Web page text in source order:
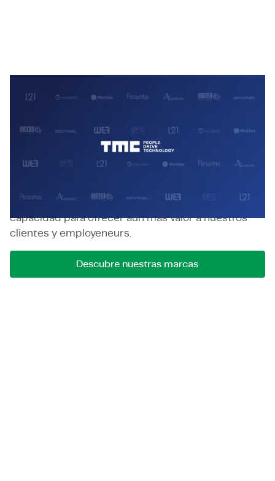
TMC Group
TMC ha crecido orgánicamente a lo largo de los
años y ocasionalmente fortalece el grupo a través
Group, mejorando nuestra experiencia, alcance y
capacidad para ofrecer aún más valor a nuestros
clientes y employeneurs.
Descubre nuestras marcas